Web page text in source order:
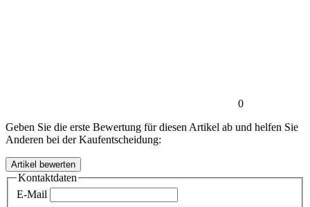
0
Geben Sie die erste Bewertung für diesen Artikel ab und helfen Sie
Anderen bei der Kaufentscheidung:
Kontaktdaten
E-Mail